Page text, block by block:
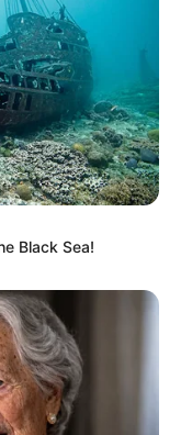
Black Sea!